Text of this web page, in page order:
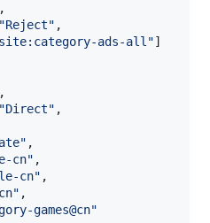
,
"Reject" ,
ads-all "]
,
"Direct" ,
" ,
cn" ,
cn" ,
" ,
games@cn"